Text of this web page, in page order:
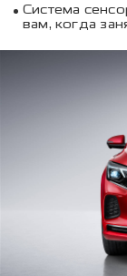
Система
вам, когда